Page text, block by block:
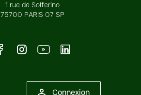
1 rue de Solferino
75700 PARIS 07 SP
FacebookInstagram
YoutubeLinkedIn
Connexion